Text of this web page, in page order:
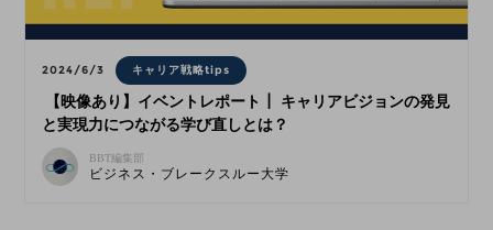
2024/6/3 キャリア戦略tips
【映像あり】イベントレポート┃ キャリアビジョンの発見
と実現力につながる学び直しとは？
BBT編集部
ビジネス・ブレークスルー大学